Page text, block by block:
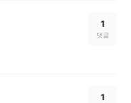
1
댓글
1